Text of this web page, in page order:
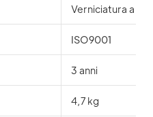
Verniciatura a
ISO9001
3 anni
4,7 kg